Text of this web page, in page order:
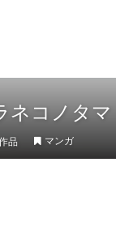
コノタマ
品 マンガ